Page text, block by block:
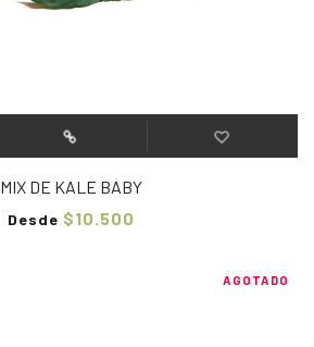
MIX DE KALE BABY
Desde $10.500
AGOTADO